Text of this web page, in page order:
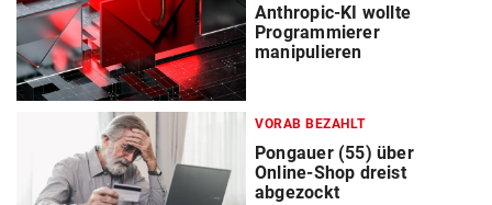
Anthropic-KI wollte
Programmierer
manipulieren
VORAB BEZAHLT
Pongauer (55) über
Online-Shop dreist
abgezockt